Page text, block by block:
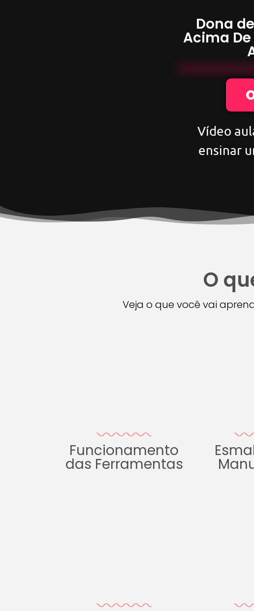
Dona
Acima De
Vídeo
ensinar
O
Veja o que você vai
Funcionamento
das Ferramentas